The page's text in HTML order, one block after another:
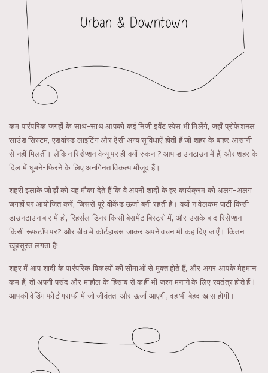
कम पारंपरिक जगहों के साथ-साथ आपको कई निजी इवेंट स्पेस भी मिलेंगे, जहाँ प्रोफेशनल
साउंड सिस्टम, एडवांस्ड लाइटिंग और ऐसी अन्य सुविधाएँ होती हैं जो शहर के बाहर आसानी
से नहीं मिलतीं। लेकिन रिसेप्शन वेन्यू पर ही क्यों रुकना? आप डाउनटाउन में हैं, और शहर के
दिल में घूमने-फिरने के लिए अनगिनत विकल्प मौजूद हैं।
शहरी इलाके जोड़ों को यह मौका देते हैं कि वे अपनी शादी के हर कार्यक्रम को अलग-अलग
जगहों पर आयोजित करें, जिससे पूरे वीकेंड ऊर्जा बनी रहती है। क्यों न वेलकम पार्टी किसी
डाउनटाउन बार में हो, रिहर्सल डिनर किसी बेसमेंट बिस्ट्रो में, और उसके बाद रिसेप्शन
किसी रूफटॉप पर? और बीच में कोर्टहाउस जाकर अपने वचन भी कह दिए जाएँ। कितना
खूबसूरत लगता है!
शहर में आप शादी के पारंपरिक विकल्पों की सीमाओं से मुक्त होते हैं, और अगर आपके मेहमान
कम हैं, तो अपनी पसंद और माहौल के हिसाब से कहीं भी जश्न मनाने के लिए स्वतंत्र होते हैं।
आपकी वेडिंग फोटोग्राफी में जो जीवंतता और ऊर्जा आएगी, वह भी बेहद खास होगी।